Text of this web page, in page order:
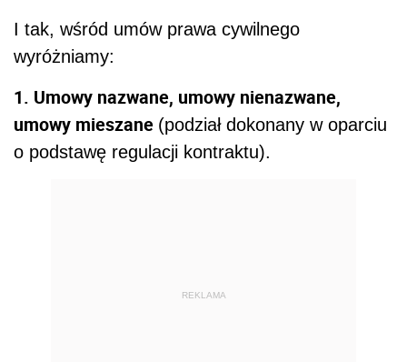
I tak, wśród umów prawa cywilnego
wyróżniamy:
1. Umowy nazwane, umowy nienazwane,
umowy mieszane (podział dokonany w oparciu
o podstawę regulacji kontraktu).
REKLAMA